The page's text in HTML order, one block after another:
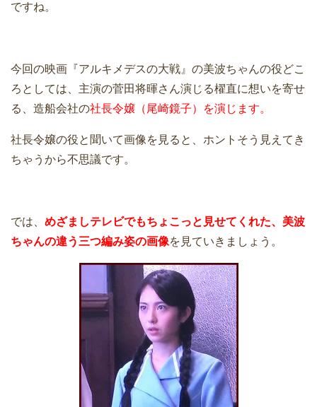
ですね。
今回の映画『アルキメデスの大戦』の美波ちゃんの役どこ
ろとしては、主演の菅田将暉さん演じる櫂直に想いを寄せ
る、造船会社の社長令嬢（尾崎鏡子）を演じます。
社長令嬢の役と聞いて画像を見ると、ホントそう見えてき
ちゃうから不思議です。
では、 めざましテレビでもちょこっと見せてくれた、美波
ちゃんの違う三つ編み姿の画像を見ていきましょう。